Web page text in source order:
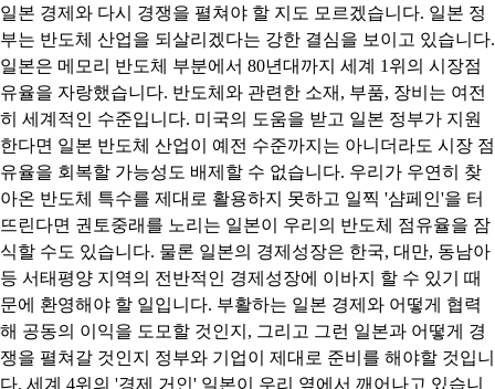
일본 경제와 다시 경쟁을 펼쳐야 할 지도 모르겠습니다. 일본 정
부는 반도체 산업을 되살리겠다는 강한 결심을 보이고 있습니다.
일본은 메모리 반도체 부분에서 80년대까지 세계 1위의 시장점
유율을 자랑했습니다. 반도체와 관련한 소재, 부품, 장비는 여전
히 세계적인 수준입니다. 미국의 도움을 받고 일본 정부가 지원
한다면 일본 반도체 산업이 예전 수준까지는 아니더라도 시장 점
유율을 회복할 가능성도 배제할 수 없습니다. 우리가 우연히 찾
아온 반도체 특수를 제대로 활용하지 못하고 일찍 '샴페인'을 터
뜨린다면 권토중래를 노리는 일본이 우리의 반도체 점유율을 잠
식할 수도 있습니다. 물론 일본의 경제성장은 한국, 대만, 동남아
등 서태평양 지역의 전반적인 경제성장에 이바지 할 수 있기 때
문에 환영해야 할 일입니다. 부활하는 일본 경제와 어떻게 협력
해 공동의 이익을 도모할 것인지, 그리고 그런 일본과 어떻게 경
쟁을 펼쳐갈 것인지 정부와 기업이 제대로 준비를 해야할 것입니
다. 세계 4위의 '경제 거인' 일본이 우리 옆에서 깨어나고 있습니